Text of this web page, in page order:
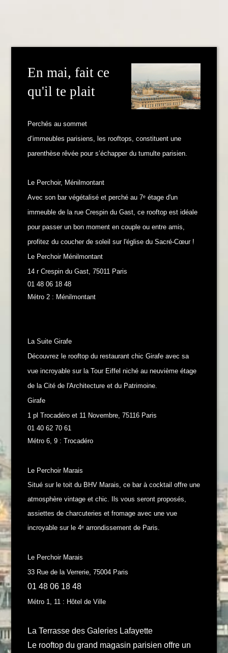
En mai, fait ce
qu'il te plait
Perchés au sommet
d’immeubles parisiens, les rooftops, constituent une
parenthèse rêvée pour s’échapper du tumulte parisien.
Le Perchoir, Ménilmontant
Avec son bar végétalisé et perché au 7ᵉ étage d'un
immeuble de la rue Crespin du Gast, ce rooftop est idéale
pour passer un bon moment en couple ou entre amis,
profitez du coucher de soleil sur l'église du Sacré-Cœur !
Le Perchoir Ménilmontant
14 r Crespin du Gast, 75011 Paris
01 48 06 18 48
Métro 2 : Ménilmontant
La Suite Girafe
Découvrez le rooftop du restaurant chic Girafe avec sa
vue incroyable sur la Tour Eiffel niché au neuvième étage
de la Cité de l'Architecture et du Patrimoine.
Girafe
1 pl Trocadéro et 11 Novembre, 75116 Paris
01 40 62 70 61
Métro 6, 9 : Trocadéro
Le Perchoir Marais
Situé sur le toit du BHV Marais, ce bar à cocktail offre une
atmosphère vintage et chic. Ils vous seront proposés,
assiettes de charcuteries et fromage avec une vue
incroyable sur le 4ᵉ arrondissement de Paris.
Le Perchoir Marais
33 Rue de la Verrerie, 75004 Paris
01 48 06 18 48
Métro 1, 11 : Hôtel de Ville
La Terrasse des Galeries Lafayette
Le rooftop du grand magasin parisien offre un